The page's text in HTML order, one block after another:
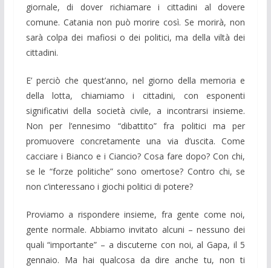
giornale, di dover richiamare i cittadini al dovere
comune. Catania non può morire così. Se morirà, non
sarà colpa dei mafiosi o dei politici, ma della viltà dei
cittadini.
E’ perciò che quest’anno, nel giorno della memoria e
della lotta, chiamiamo i cittadini, con esponenti
significativi della società civile, a incontrarsi insieme.
Non per l’ennesimo “dibattito” fra politici ma per
promuovere concretamente una via d’uscita. Come
cacciare i Bianco e i Ciancio? Cosa fare dopo? Con chi,
se le “forze politiche” sono omertose? Contro chi, se
non c’interessano i giochi politici di potere?
Proviamo a rispondere insieme, fra gente come noi,
gente normale. Abbiamo invitato alcuni – nessuno dei
quali “importante” – a discuterne con noi, al Gapa, il 5
gennaio. Ma hai qualcosa da dire anche tu, non ti